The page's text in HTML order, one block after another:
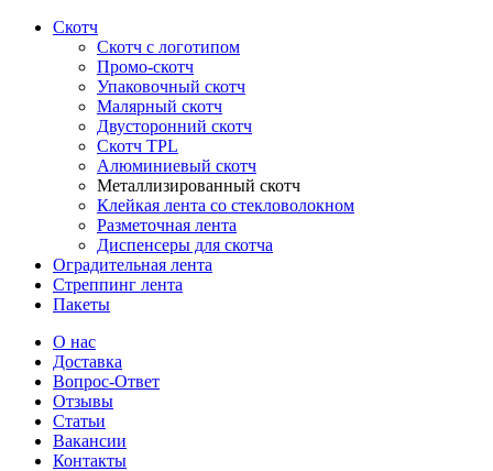
Скотч
Скотч с логотипом
Промо-скотч
Упаковочный скотч
Малярный скотч
Двусторонний скотч
Скотч TPL
Алюминиевый скотч
Металлизированный скотч
Клейкая лента со стекловолокном
Разметочная лента
Диспенсеры для скотча
Оградительная лента
Стреппинг лента
Пакеты
О нас
Доставка
Вопрос-Ответ
Отзывы
Статьи
Вакансии
Контакты